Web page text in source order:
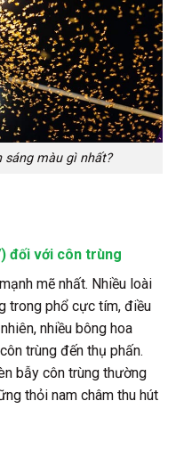
sáng màu gì nhất?
đối với côn trùng
mẽ nhất. Nhiều loài
trong phổ cực tím, điều
nhiều bông hoa
trùng đến thụ phấn.
bẫy côn trùng thường
thỏi nam châm thu hút